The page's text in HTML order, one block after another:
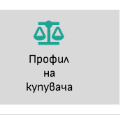
Профил
на
купувача